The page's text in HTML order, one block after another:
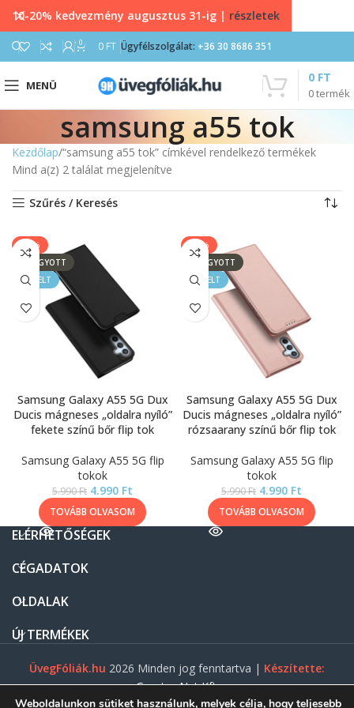
0 0 FT Ügyfélszolgálat: +36 30 8686 351
MENÜ
0termék
0 FT
samsung a55 tok
Kezdőlap “samsung a55 tok” címkével rendelkező termékek
Mind a(z) 2 találat megjelenítve
Szűrés / Keresés
-17%
ELFOGYOTT
KIEMELT
Samsung Galaxy A55 5G Dux
Ducis mágneses „oldalra nyíló”
fekete színű bőr flip tok
Samsung Galaxy A55 5G flip
tokok
5.990Ft 4.990 Ft
TOVÁBB OLVASOM
-17%
ELFOGYOTT
KIEMELT
Samsung Galaxy A55 5G Dux
Ducis mágneses „oldalra nyíló”
rózsaarany színű bőr flip tok
Samsung Galaxy A55 5G flip
tokok
5.990Ft 4.990 Ft
TOVÁBB OLVASOM
ELÉRHETŐSÉGEK
CÉGADATOK
OLDALAK
ÚJ TERMÉKEK
ÜvegFóliák.hu 2026 Minden jog fenntartva | Készítette:
Gasztro Net Kft.
10-20% kedvezmény augusztus 31-ig | részletek
Weboldalunkon sütiket használunk, melyek célja, hogy teljesebb